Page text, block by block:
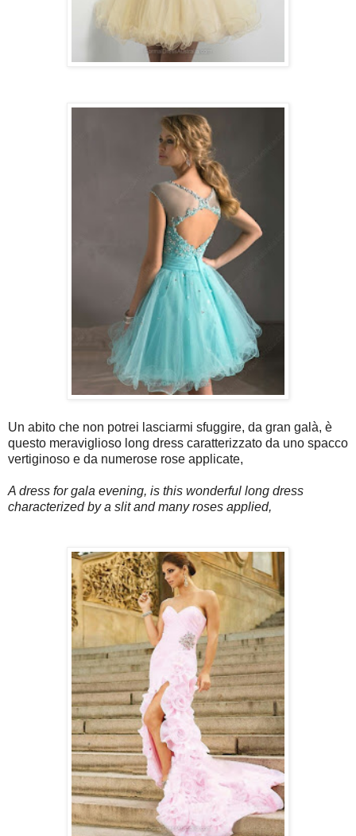
Un abito che non potrei lasciarmi sfuggire, da gran galà, è
questo meraviglioso long dress caratterizzato da uno spacco
vertiginoso e da numerose rose applicate,
A dress for gala evening, is this wonderful long dress
characterized by a slit and many roses applied,